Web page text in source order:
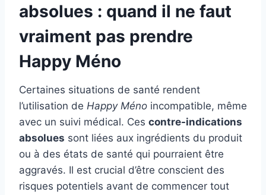
absolues : quand il ne faut
vraiment pas prendre
Happy Méno
Certaines situations de santé rendent
l’utilisation de Happy Méno incompatible, même
avec un suivi médical. Ces contre-indications
absolues sont liées aux ingrédients du produit
ou à des états de santé qui pourraient être
aggravés. Il est crucial d’être conscient des
risques potentiels avant de commencer tout